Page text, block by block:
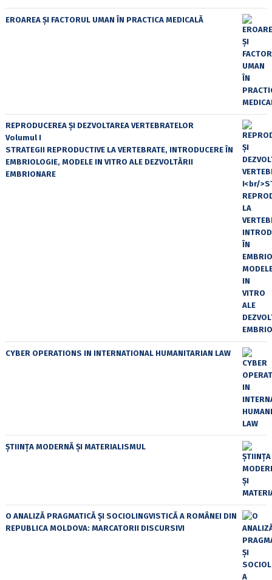
EROAREA ȘI FACTORUL UMAN ÎN PRACTICA MEDICALĂ
REPRODUCEREA ȘI DEZVOLTAREA VERTEBRATELOR
Volumul I
STRATEGII REPRODUCTIVE LA VERTEBRATE, INTRODUCERE ÎN
EMBRIOLOGIE, MODELE IN VITRO ALE DEZVOLTĂRII
EMBRIONARE
CYBER OPERATIONS IN INTERNATIONAL HUMANITARIAN LAW
ȘTIINȚA MODERNĂ ȘI MATERIALISMUL
O ANALIZĂ PRAGMATICĂ ȘI SOCIOLINGVISTICĂ A ROMÂNEI DIN
REPUBLICA MOLDOVA: MARCATORII DISCURSIVI